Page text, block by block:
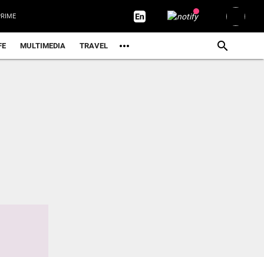
MULTIMEDIA TRAVEL